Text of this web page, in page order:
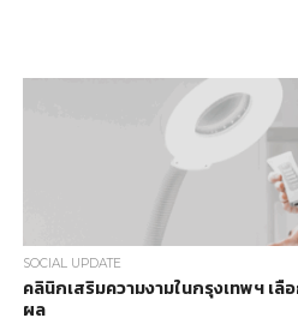
SOCIAL UPDATE
คลินิกเสริมความงามในกรุงเทพฯ เ
ผล